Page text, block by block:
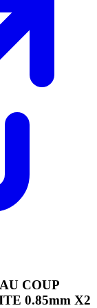
COUP
0.85mm X2